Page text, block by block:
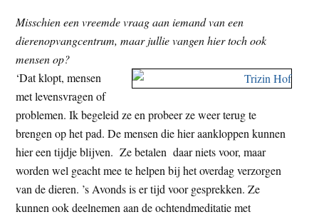
Misschien een vreemde vraag aan iemand van een
dierenopvangcentrum, maar jullie vangen hier toch ook
mensen op?
‘Dat klopt, mensen
met levensvragen of
problemen. Ik begeleid ze en probeer ze weer terug te
brengen op het pad. De mensen die hier aankloppen kunnen
hier een tijdje blijven. Ze betalen daar niets voor, maar
worden wel geacht mee te helpen bij het overdag verzorgen
van de dieren. ’s Avonds is er tijd voor gesprekken. Ze
kunnen ook deelnemen aan de ochtendmeditatie met